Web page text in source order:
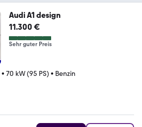
Audi A1 design
11.300 €
Sehr guter Preis
• 70 kW (95 PS) • Benzin